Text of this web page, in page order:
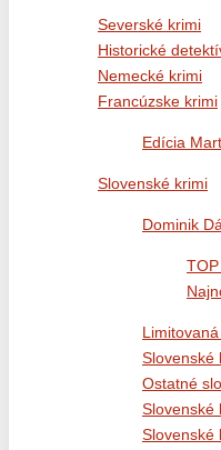
Severské krimi
Historické
Nemecké krimi
Francúzske krimi
Edícia
Slovenské krimi
Dominik
Slovenské
Ostatné
Slovenské
Slovenské